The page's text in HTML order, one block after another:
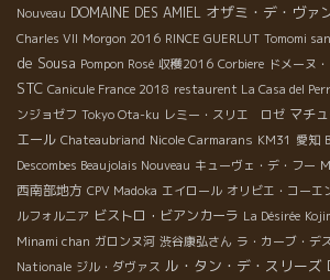
Nouveau DOMAINE DES AMIEL オザミ・デ・ヴァ
Charles VII Morgon 2016 RINCE GUERLUT Tomomi san
de Sousa Pompon Rosé 収穫2016 Corbiere ドメーヌ
STC Canicule France 2018 restaurent La Casa del
ンジョゼフ Tokyo Ota-ku レミー・スリエ ロゼ マチ
エール Chateaubriand Nicole Carmarans KM31 愛知
Descombes Beaujolais Nouveau キューヴェ・デ・フー
西南部地方 CPV Madoka エイロール オリビエ・コーエ
ルフォルニア ビストロ・ビアンカーラ La Désirée
Minami chan ガロンヌ河 渋谷康弘さん ラ・カーブ・デ
Nationale ジル・ダヴァス ル・タン・デ・スリーズ